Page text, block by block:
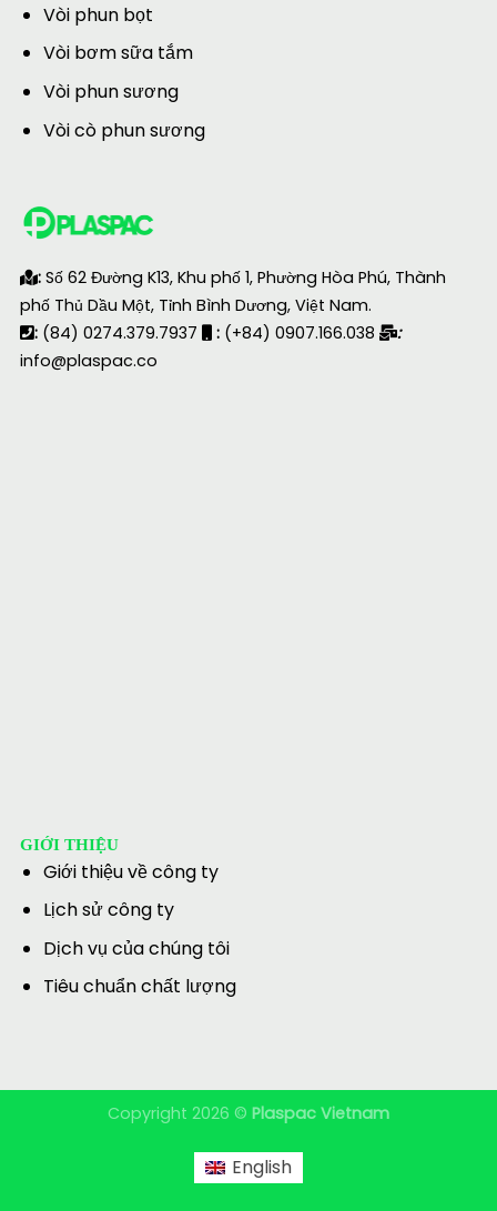
: Số 62 Đường K13, Khu phố 1, Phường Hòa Phú, Thành
phố Thủ Dầu Một, Tỉnh Bình Dương, Việt Nam.
: (84) 0274.379.7937 : (+84) 0907.166.038
:
info@plaspac.co
GIỚI THIỆU
Giới thiệu về công ty
Lịch sử công ty
Dịch vụ của chúng tôi
Tiêu chuẩn chất lượng
Vòi phun bọt
Vòi bơm sữa tắm
Vòi phun sương
Vòi cò phun sương
Copyright 2026 © Plaspac Vietnam
English